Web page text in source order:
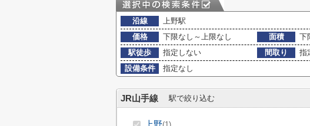
沿線
上野駅
価格
下限なし～上限なし 面積 下
駅徒歩
指定しない 間取り
指
設備条件
指定なし
JR山手線 駅で絞り込む
上野